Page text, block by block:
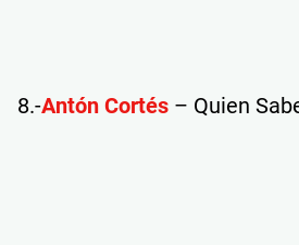
8.-Antón Cortés – Quien